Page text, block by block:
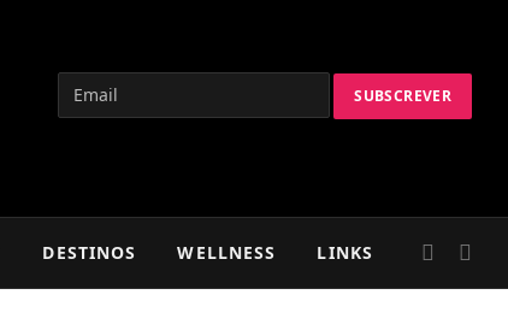
DESTINOS WELLNESS LINKS